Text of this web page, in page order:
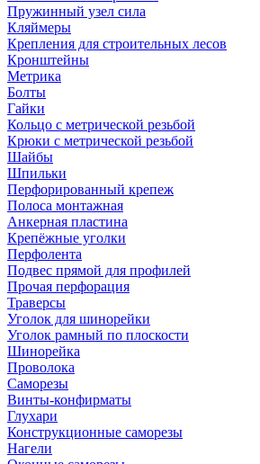
Пружинный узел сила
Кляймеры
Крепления для строительных лесов
Кронштейны
Метрика
Болты
Гайки
Кольцо с метрической резьбой
Крюки с метрической резьбой
Шайбы
Шпильки
Перфорированный крепеж
Полоса монтажная
Анкерная пластина
Крепёжные уголки
Перфолента
Подвес прямой для профилей
Прочая перфорация
Траверсы
Уголок для шинорейки
Уголок рамный по плоскости
Шинорейка
Проволока
Саморезы
Винты-конфирматы
Глухари
Конструкционные саморезы
Нагели